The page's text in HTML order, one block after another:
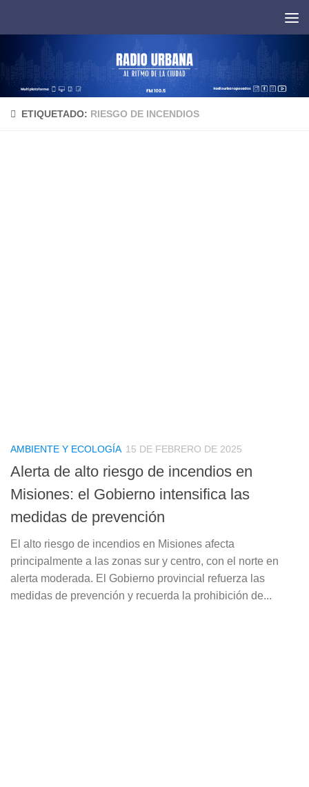
ETIQUETADO: RIESGO DE INCENDIOS
AMBIENTE Y ECOLOGÍA 15 DE FEBRERO DE 2025
Alerta de alto riesgo de incendios en
Misiones: el Gobierno intensifica las
medidas de prevención
El alto riesgo de incendios en Misiones afecta
principalmente a las zonas sur y centro, con el norte en
alerta moderada. El Gobierno provincial refuerza las
medidas de prevención y recuerda la prohibición de...